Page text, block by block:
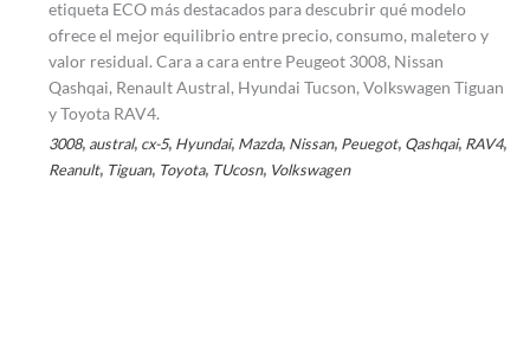
etiqueta ECO más destacados para descubrir qué modelo
ofrece el mejor equilibrio entre precio, consumo, maletero y
valor residual. Cara a cara entre Peugeot 3008, Nissan
Qashqai, Renault Austral, Hyundai Tucson, Volkswagen Tiguan
y Toyota RAV4.
3008, austral, cx-5, Hyundai, Mazda, Nissan, Peuegot, Qashqai, RAV4,
Reanult, Tiguan, Toyota, TUcosn, Volkswagen